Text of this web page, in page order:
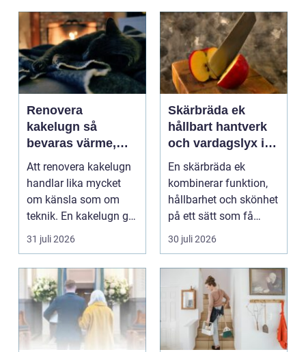
Renovera
kakelugn så
bevaras värme,
historia och
trygghet
Att renovera kakelugn
handlar lika mycket
om känsla som om
teknik. En kakelugn ger
stilla värme, däm...
31 juli 2026
Skärbräda ek
hållbart hantverk
och vardagslyx i
köket
En skärbräda ek
kombinerar funktion,
hållbarhet och skönhet
på ett sätt som få
andra köksredskap
gör...
30 juli 2026